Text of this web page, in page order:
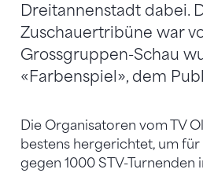
Dreitannenstadt dabei.
Zuschauertribüne war
Grossgruppen-Schau
«Farbenspiel», dem
Die Organisatoren vom TV
bestens hergerichtet, um für
gegen 1000 STV-Turnenden